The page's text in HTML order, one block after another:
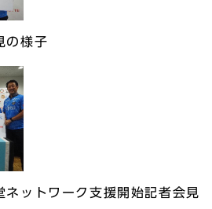
の様子
ネットワーク支援開始記者会見